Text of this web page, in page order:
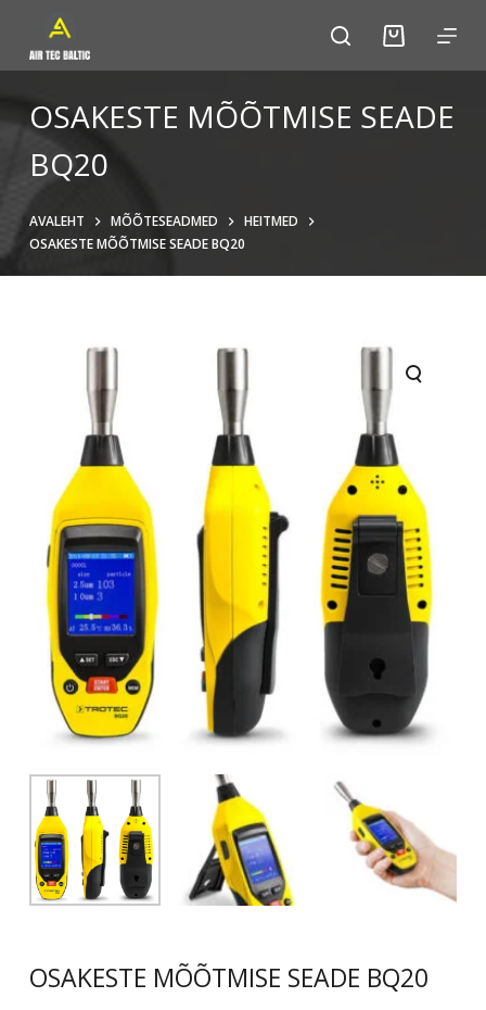
k
i
t
o
n
OSAKESTE MÕÕTMISE SEADE
BQ20
AVALEHT MÕÕTESEADMED
HEITMED
OSAKESTE MÕÕTMISE SEADE BQ20
OSAKESTE MÕÕTMISE SEADE BQ20